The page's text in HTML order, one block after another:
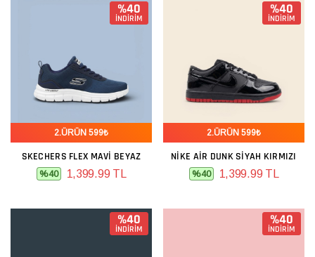
%40
İNDİRİM
2.ÜRÜN 599₺
SKECHERS FLEX MAVI BEYAZ
%40 1,399.99 TL
%40
İNDİRİM
2.ÜRÜN 599₺
NIKE AIR DUNK SIYAH KIRMIZI
%40 1,399.99 TL
%40
İNDİRİM
%40
İNDİRİM